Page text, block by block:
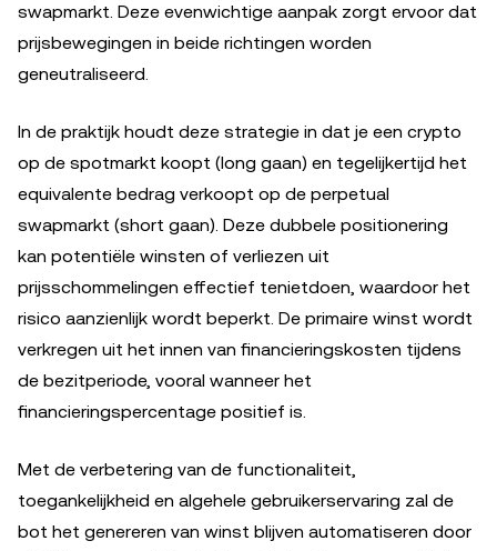
swapmarkt. Deze evenwichtige aanpak zorgt ervoor dat
prijsbewegingen in beide richtingen worden
geneutraliseerd.
In de praktijk houdt deze strategie in dat je een crypto
op de spotmarkt koopt (long gaan) en tegelijkertijd het
equivalente bedrag verkoopt op de perpetual
swapmarkt (short gaan). Deze dubbele positionering
kan potentiële winsten of verliezen uit
prijsschommelingen effectief tenietdoen, waardoor het
risico aanzienlijk wordt beperkt. De primaire winst wordt
verkregen uit het innen van financieringskosten tijdens
de bezitperiode, vooral wanneer het
financieringspercentage positief is.
Met de verbetering van de functionaliteit,
toegankelijkheid en algehele gebruikerservaring zal de
bot het genereren van winst blijven automatiseren door